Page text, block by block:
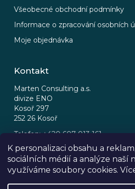
K personalizaci obsahu a
sociálních médií a analýze naší
využíváme soubory cookies.
Všeobecné obchodní podmínky
Informace o zpracování osobních
Moje objednávka
Kontakt
Marten Consulting a.s.
divize ENO
Kosoř 297
252 26 Kosoř
Telefon: +420 607 013 161
Email: eno@eno.cz
FB IG